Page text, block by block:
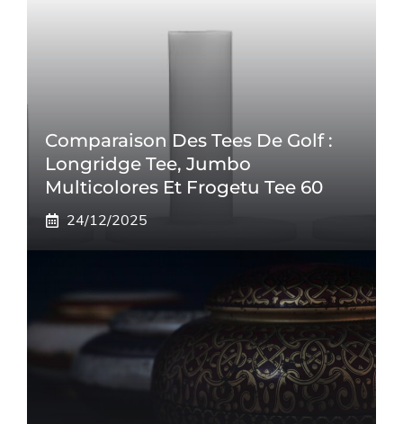
Comparaison Des Tees De Golf :
Longridge Tee, Jumbo
Multicolores Et Frogetu Tee 60
24/12/2025